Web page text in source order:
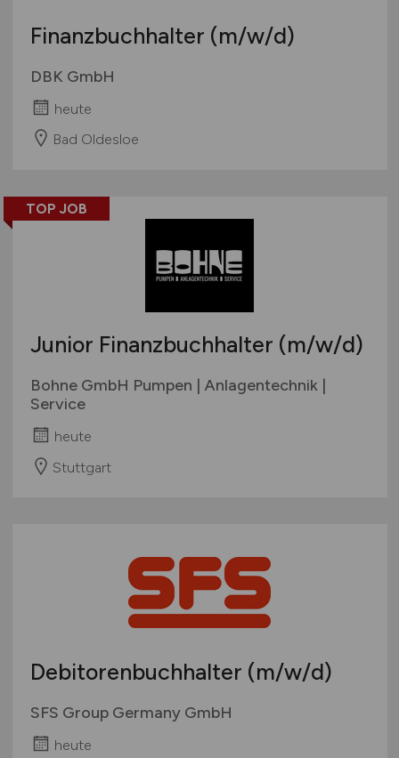
Finanzbuchhalter (m/w/d)
DBK GmbH
heute
Bad Oldesloe
TOP JOB
Junior Finanzbuchhalter (m/w/d)
Bohne GmbH Pumpen | Anlagentechnik |
Service
heute
Stuttgart
Debitorenbuchhalter (m/w/d)
SFS Group Germany GmbH
heute